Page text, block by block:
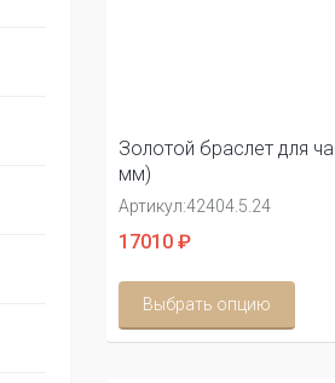
Золотой браслет для
мм)
Артикул:42404.5.24
17010 ₽
Выбрать опцию